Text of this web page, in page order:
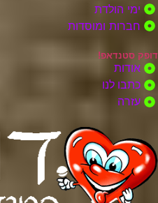
ימי הולדת
חברות ומוסדות
דופק סטנדאפ!
אודות
כתבו לנו
עזרה